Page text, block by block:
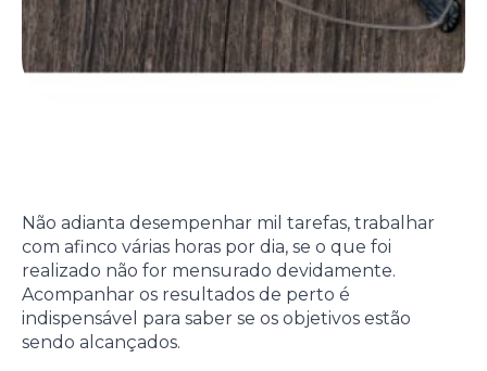
Não adianta desempenhar mil tarefas, trabalhar
com afinco várias horas por dia, se o que foi
realizado não for mensurado devidamente.
Acompanhar os resultados de perto é
indispensável para saber se os objetivos estão
sendo alcançados.